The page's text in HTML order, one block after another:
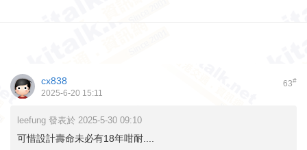
63#
cx838
2025-6-20 15:11
leefung 發表於 2025-5-30 09:10
可惜設計壽命未必有18年咁耐....